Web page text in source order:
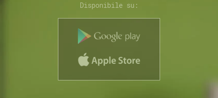
Disponibile su: